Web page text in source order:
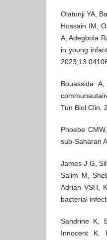
Olatunji YA,
Hossain IM,
A, Adegbola
in young
Bouassida
Tun Biol Clin.
Phoebe
sub-Saharan
James J G,
Salim M,
Adrian VSH,
bacterial
Sandrine K,
Innocent K.